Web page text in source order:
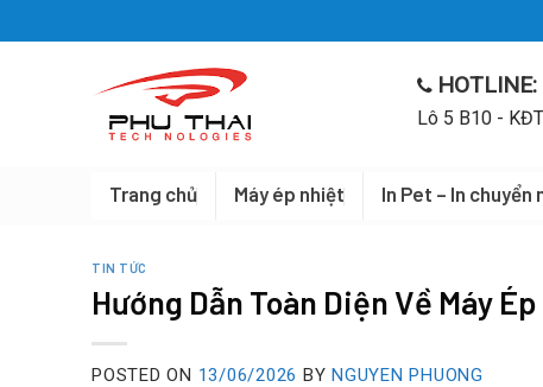
to
HOTLINE:
Lô 5 B10 -
Trang chủ Máy ép nhiệt In Pet – In chuyển
TIN TỨC
Hướng Dẫn Toàn Diện Về Máy
POSTED ON 13/06/2026 BY NGUYEN PHUONG